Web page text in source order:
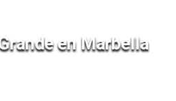
en Marbella